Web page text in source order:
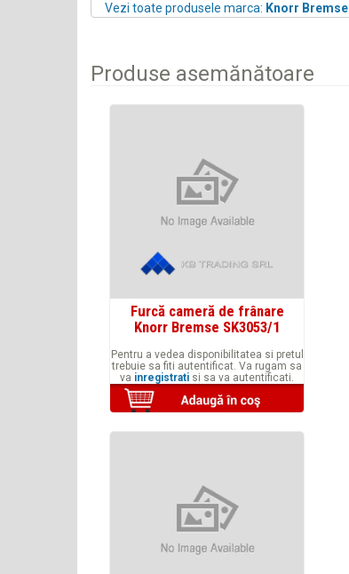
Vezi toate produsele marca: Knorr Bremse
Produse asemănătoare
Furcă cameră de frânare
Knorr Bremse SK3053/1
Pentru a vedea disponibilitatea si pretul
trebuie sa fiti autentificat. Va rugam sa
va inregistrati si sa va autentificati.